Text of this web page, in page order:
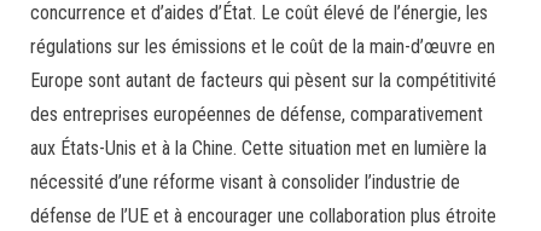
concurrence et d’aides d’État. Le coût élevé de l’énergie, les
régulations sur les émissions et le coût de la main-d’œuvre en
Europe sont autant de facteurs qui pèsent sur la compétitivité
des entreprises européennes de défense, comparativement
aux États-Unis et à la Chine. Cette situation met en lumière la
nécessité d’une réforme visant à consolider l’industrie de
défense de l’UE et à encourager une collaboration plus étroite